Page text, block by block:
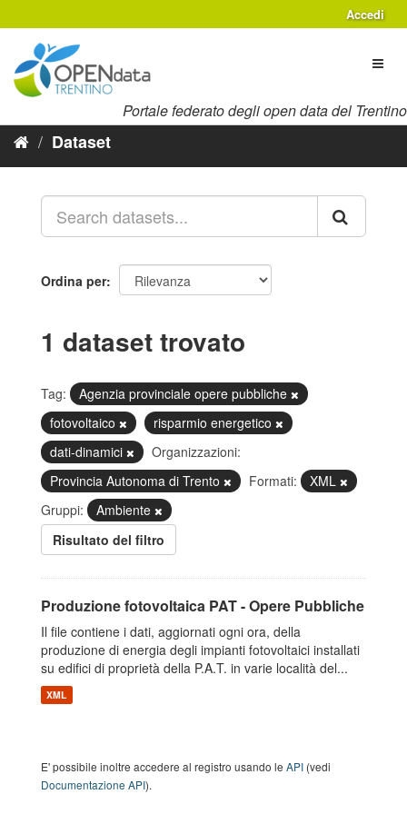
al
contenuto
Accedi
Portale federato degli open data del Trentino
Dataset
Ordina per
1 dataset trovato
Tag:
Agenzia provinciale opere pubbliche
fotovoltaico
risparmio energetico
dati-dinamici
Organizzazioni:
Provincia Autonoma di Trento
Formati:
XML
Gruppi:
Ambiente
Risultato del filtro
Produzione fotovoltaica PAT - Opere Pubbliche
Il file contiene i dati, aggiornati ogni ora, della
produzione di energia degli impianti fotovoltaici installati
su edifici di proprietà della P.A.T. in varie località del...
XML
E' possibile inoltre accedere al registro usando le API (vedi
Documentazione API).